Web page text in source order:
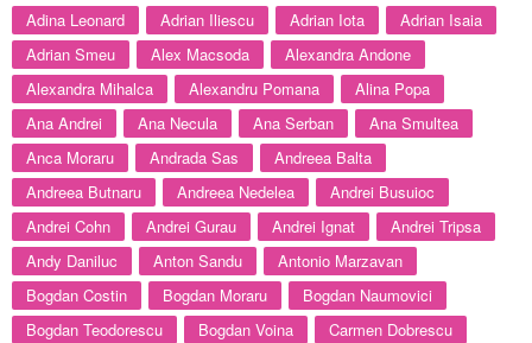
Adina Leonard Adrian Iliescu Adrian Iota
Adrian Isaia
Adrian Smeu
Alex Macsoda
Alexandra Andone
Alexandra Mihalca
Alexandru Pomana
Alina Popa
Ana Andrei
Ana Necula Ana Serban
Ana Smultea
Anca Moraru
Andrada Sas
Andreea Balta
Andreea Butnaru
Andreea Nedelea
Andrei Busuioc
Andrei Cohn
Andrei Gurau Andrei Ignat
Andrei Tripsa
Andy Daniluc
Anton Sandu
Antonio Marzavan
Bogdan Costin
Bogdan Moraru
Bogdan Naumovici
Bogdan Teodorescu
Bogdan Voina
Carmen Dobrescu